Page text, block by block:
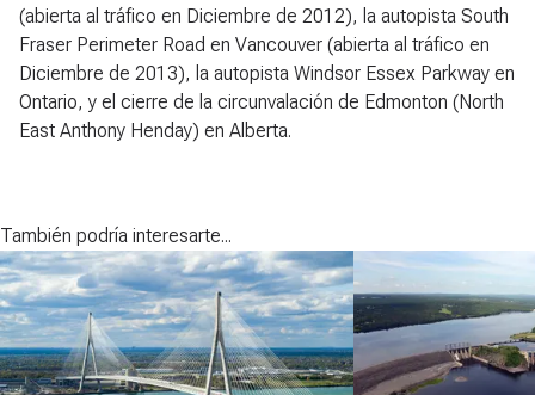
(abierta al tráfico en Diciembre de 2012), la autopista South
Fraser Perimeter Road en Vancouver (abierta al tráfico en
Diciembre de 2013), la autopista Windsor Essex Parkway en
Ontario, y el cierre de la circunvalación de Edmonton (North
East Anthony Henday) en Alberta.
También podría interesarte...